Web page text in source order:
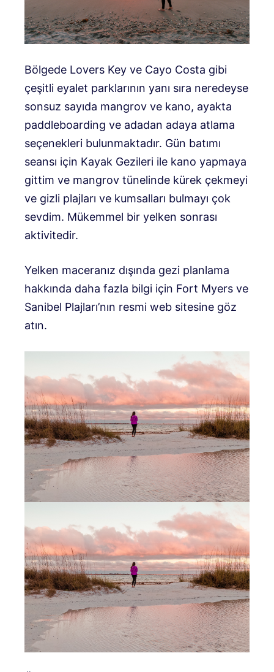
Bölgede Lovers Key ve Cayo Costa gibi
çeşitli eyalet parklarının yanı sıra neredeyse
sonsuz sayıda mangrov ve kano, ayakta
paddleboarding ve adadan adaya atlama
seçenekleri bulunmaktadır. Gün batımı
seansı için Kayak Gezileri ile kano yapmaya
gittim ve mangrov tünelinde kürek çekmeyi
ve gizli plajları ve kumsalları bulmayı çok
sevdim. Mükemmel bir yelken sonrası
aktivitedir.
Yelken maceranız dışında gezi planlama
hakkında daha fazla bilgi için Fort Myers ve
Sanibel Plajları’nın resmi web sitesine göz
atın.